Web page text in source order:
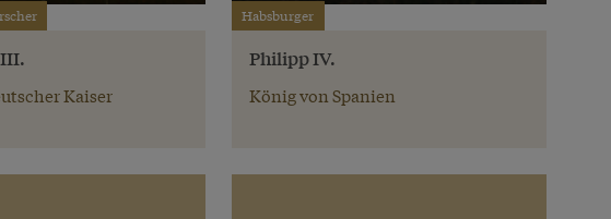
Kaiser
Habsburger
Philipp IV.
König von Spanien